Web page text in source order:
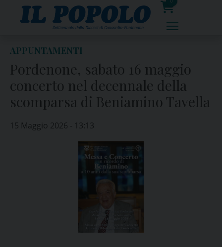
0
prodotti
APPUNTAMENTI
Pordenone, sabato 16 maggio
concerto nel decennale della
scomparsa di Beniamino Tavella
15 Maggio 2026 - 13:13